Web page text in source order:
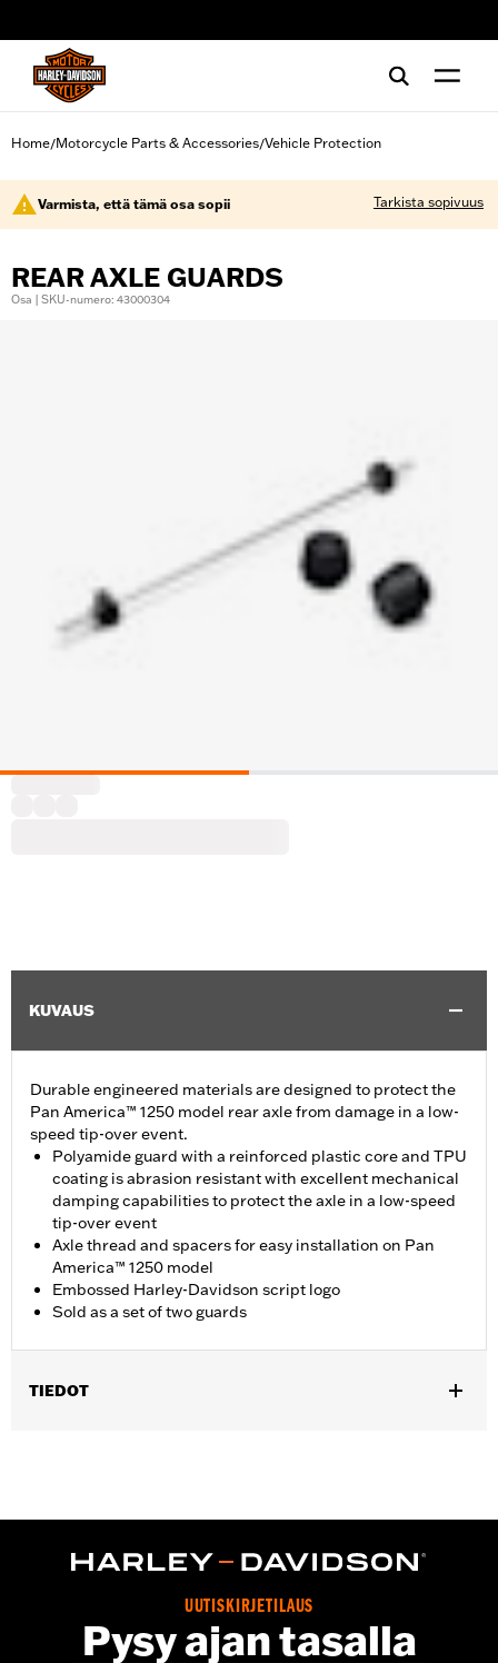
Home/Motorcycle Parts & Accessories/Vehicle Protection
Varmista, että tämä osa sopii Tarkista sopivuus
REAR AXLE GUARDS
Osa | SKU-numero: 43000304
KUVAUS
Durable engineered materials are designed to protect the
Pan America™ 1250 model rear axle from damage in a low-
speed tip-over event.
Polyamide guard with a reinforced plastic core and TPU
coating is abrasion resistant with excellent mechanical
damping capabilities to protect the axle in a low-speed
tip-over event
Axle thread and spacers for easy installation on Pan
America™ 1250 model
Embossed Harley-Davidson script logo
Sold as a set of two guards
TIEDOT
In the Box:Guards, mounting hardware and installation
WARRANTY:2 year limited warranty – Go towww.h-
for full details
UUTISKIRJETILAUS
Pysy ajan tasalla